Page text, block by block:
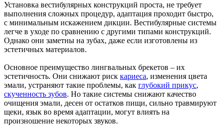
Установка вестибулярных конструкций проста, не требует
выполнения сложных процедур, адаптация проходит быстро,
с минимальным искажением дикции. Вестибулярные системы
легче в уходе по сравнению с другими типами конструкций.
Однако они заметны на зубах, даже если изготовлены из
эстетичных материалов.
Основное преимущество лингвальных брекетов – их
эстетичность. Они снижают риск кариеса, изменения цвета
эмали, устраняют такие проблемы, как глубокий прикус,
скученность зубов. Но такие системы снижают качество
очищения эмали, десен от остатков пищи, сильно травмируют
щеки, язык во время адаптации, могут влиять на
произношение некоторых звуков.